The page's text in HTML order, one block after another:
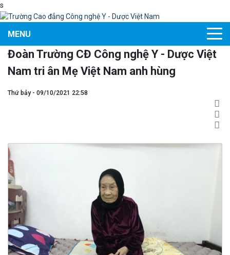
s
MENU
Đoàn Trường CĐ Công nghệ Y - Dược Việt
Nam tri ân Mẹ Việt Nam anh hùng
Thứ bảy - 09/10/2021 22:58